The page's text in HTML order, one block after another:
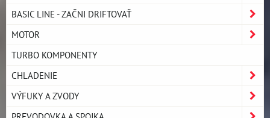
BASIC LINE - ZAČNI DRIFTOVAŤ
MOTOR
TURBO KOMPONENTY
CHLADENIE
VÝFUKY A ZVODY